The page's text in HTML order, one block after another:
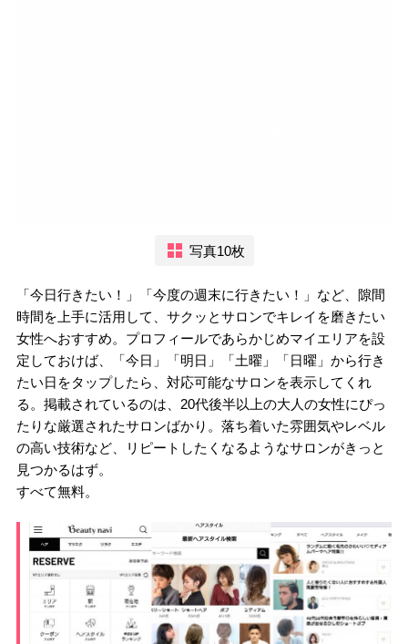
写真10枚
「今日行きたい！」「今度の週末に行きたい！」など、隙間
時間を上手に活用して、サクッとサロンでキレイを磨きたい
女性へおすすめ。プロフィールであらかじめマイエリアを設
定しておけば、「今日」「明日」「土曜」「日曜」から行き
たい日をタップしたら、対応可能なサロンを表示してくれ
る。掲載されているのは、20代後半以上の大人の女性にぴっ
たりな厳選されたサロンばかり。落ち着いた雰囲気やレベル
の高い技術など、リピートしたくなるようなサロンがきっと
見つかるはず。
すべて無料。